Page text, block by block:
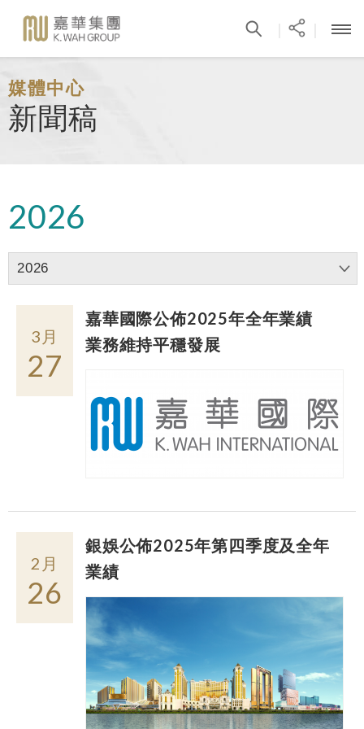
媒體中心
新聞稿
2026
2026
3月
27
嘉華國際公佈2025年全年業績
業務維持平穩發展
2月
26
銀娛公佈2025年第四季度及全年
業績